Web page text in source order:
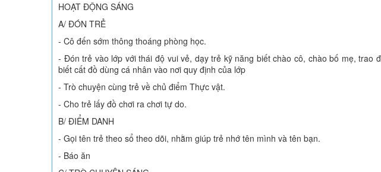
HOẠT ĐỘNG SÁNG
A/ ĐÓN TRẺ
- Cô đến sớm thông thoáng phòng học.
- Đón trẻ vào lớp với thái độ vui vẻ, dạy trẻ kỹ năng biết chào cô, chào bố mẹ, trao
biết cất đồ dùng cá nhân vào nơi quy định của lớp
- Trò chuyện cùng trẻ về chủ điểm Thực vật.
- Cho trẻ lấy đồ chơi ra chơi tự do.
B/ ĐIỂM DANH
- Gọi tên trẻ theo sổ theo dõi, nhằm giúp trẻ nhớ tên mình và tên bạn.
- Báo ăn